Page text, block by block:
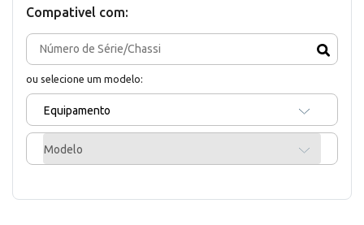
Compativel com:
ou selecione um modelo:
Equipamento
Modelo